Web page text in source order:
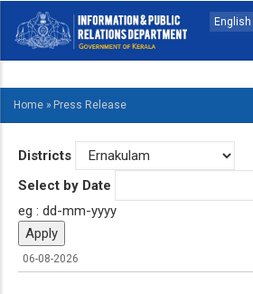
main
English
BREADCRUMB
Home » Press Release
Districts
Select by Date
eg : dd-mm-yyyy
06-08-2026